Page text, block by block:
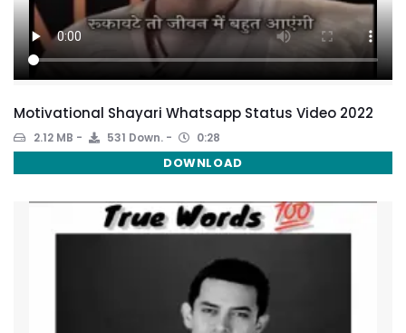
Motivational Shayari Whatsapp Status Video 2022
2.12 MB 531 Down. 0:28
DOWNLOAD